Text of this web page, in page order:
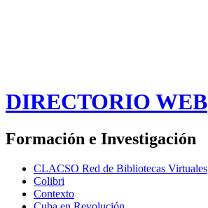
DIRECTORIO WEB
Formación e Investigación
CLACSO Red de Bibliotecas Virtuales
Colibri
Contexto